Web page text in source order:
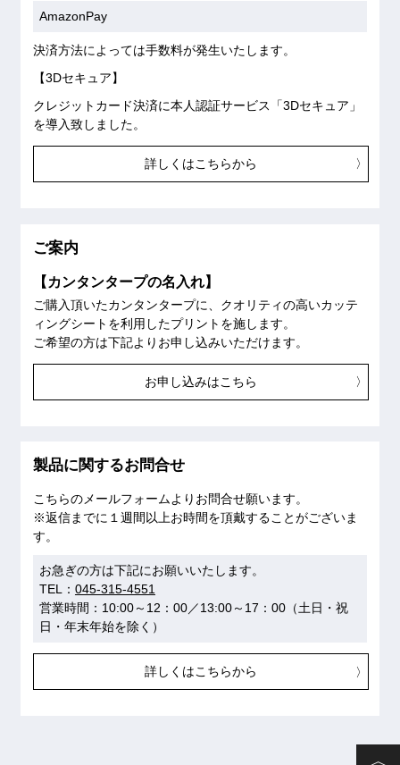
AmazonPay
決済方法によっては手数料が発生いたします。
【3Dセキュア】
クレジットカード決済に本人認証サービス「3Dセキュア」
を導入致しました。
詳しくはこちらから
ご案内
【カンタンタープの名入れ】
ご購入頂いたカンタンタープに、クオリティの高いカッテ
ィングシートを利用したプリントを施します。
ご希望の方は下記よりお申し込みいただけます。
お申し込みはこちら
製品に関するお問合せ
こちらのメールフォームよりお問合せ願います。
※返信までに１週間以上お時間を頂戴することがございま
す。
お急ぎの方は下記にお願いいたします。
TEL： 045-315-4551
営業時間：10:00～12：00／13:00～17：00（土日・祝
日・年末年始を除く）
詳しくはこちらから